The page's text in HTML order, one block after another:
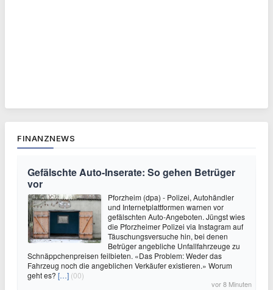
FINANZNEWS
Gefälschte Auto-Inserate: So gehen Betrüger
vor
Pforzheim (dpa) - Polizei, Autohändler
und Internetplattformen warnen vor
gefälschten Auto-Angeboten. Jüngst wies
die Pforzheimer Polizei via Instagram auf
Täuschungsversuche hin, bei denen
Betrüger angebliche Unfallfahrzeuge zu
Schnäppchenpreisen feilbieten. «Das Problem: Weder das
Fahrzeug noch die angeblichen Verkäufer existieren.» Worum
geht es? […] (00)
vor 8 Minuten